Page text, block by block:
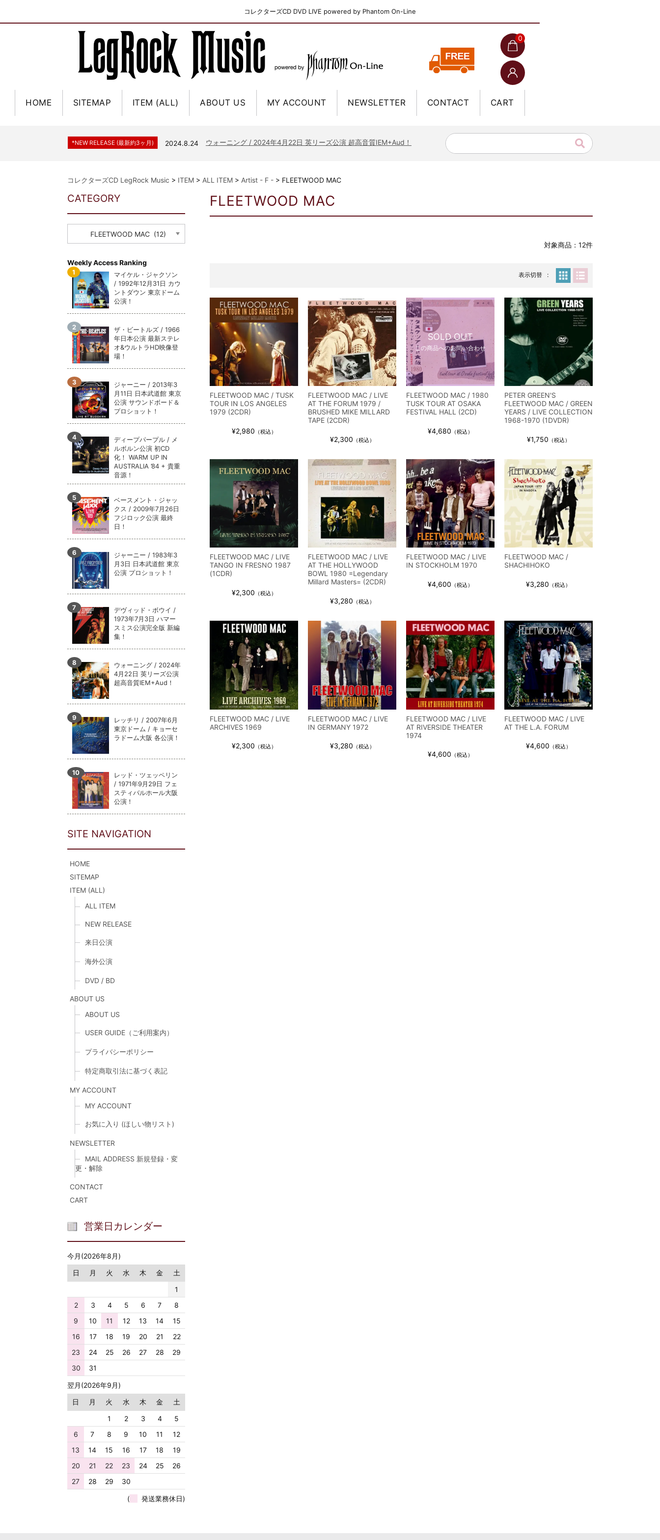
コレクターズCD DVD LIVE powered by Phantom On-Line
0
HOME SITEMAP ITEM (ALL) ABOUT US MY ACCOUNT NEWSLETTER CONTACT CART
*NEW RELEASE (最新約3ヶ月) 2024.6.9 ジャーニー / 1979年5月8+9日 コロラド州 2公演 SBD 完全収録！
*NEW RELEASE (最新約3ヶ月) 2024.8.24 ウォーニング / 2024年4月22日 英リーズ公演 超高音質IEM+Aud！
リアム・ギャラガー / 2024年6月3日 カーディフ公演 IEM/AUD 完全収録！
マネスキン / 2024年6月9日 ドイツ ROCK AM RING 公演 FHD 完全収録！
リアム・ギャラガー / 2024年6月1日 英国シェフィールド公演 完全収録！
*NEW RELEASE (最新約3ヶ月) 2024.6.9
*NEW RELEASE (最新約3ヶ月) 2024.6.9
*NEW RELEASE (最新約3ヶ月) 2024.11.9
*NEW RELEASE (最新約3ヶ月) 2024.8.24
*NEW RELEASE (最新約3ヶ月) ビリー・ジョエル / 2024年3月24日 100Aniv. 米M.S.G公演 完全収録！
2024.6.24
リアム・ギャラガー / 2024年6月3日 カーディフ公演 IEM/AUD 完全収録！
*NEW RELEASE (最新約3ヶ月) 2024.6.24 スコーピオンズ / 2024年6月15日 リスボン公演 FHD 完全収録！
*NEW RELEASE (最新約3ヶ月) 2024.6.20 マネスキン / 2024年6月9日 ドイツ ROCK AM RING 公演 FHD 完全収録！
*NEW RELEASE (最新約3ヶ月) リアム・ギャラガー / 2024年6月1日 英国シェフィールド公演 完全収録！
メガデス / 2023年8月4日 ドイツ W.O.A. 公演 FHD 完全収録！
*NEW RELEASE (最新約3ヶ月) 2024.6.9 ユーライア・ヒープ / 2023年8月3日 ドイツ W.O.A. 公演 FHD 完全収録！
*NEW RELEASE (最新約3ヶ月) 2024.6.9 ジャーニー / 1979年5月8+9日 コロラド州 2公演 SBD 完全収録！
コレクターズCD LegRock Music > ITEM > ALL ITEM > Artist - F - > FLEETWOOD MAC
FLEETWOOD MAC
対象商品：12件
表示切替
FLEETWOOD MAC / TUSK
TOUR IN LOS ANGELES
1979 (2CDR)
¥2,980 （税込）
FLEETWOOD MAC / LIVE
AT THE FORUM 1979 /
BRUSHED MIKE MILLARD
TAPE (2CDR)
¥2,300 （税込）
SOLD OUT
この商品へのお問い合わせ
FLEETWOOD MAC / 1980
TUSK TOUR AT OSAKA
FESTIVAL HALL (2CD)
¥4,680 （税込）
PETER GREEN'S
FLEETWOOD MAC / GREEN
YEARS / LIVE COLLECTION
1968-1970 (1DVDR)
¥1,750 （税込）
FLEETWOOD MAC / LIVE
TANGO IN FRESNO 1987
(1CDR)
¥2,300 （税込）
FLEETWOOD MAC / LIVE
AT THE HOLLYWOOD
BOWL 1980 =Legendary
Millard Masters= (2CDR)
¥3,280 （税込）
FLEETWOOD MAC / LIVE
IN STOCKHOLM 1970
¥4,600 （税込）
FLEETWOOD MAC /
SHACHIHOKO
¥3,280 （税込）
FLEETWOOD MAC / LIVE
ARCHIVES 1969
¥2,300 （税込）
FLEETWOOD MAC / LIVE
IN GERMANY 1972
¥3,280 （税込）
FLEETWOOD MAC / LIVE
AT RIVERSIDE THEATER
1974
¥4,600 （税込）
FLEETWOOD MAC / LIVE
AT THE L.A. FORUM
¥4,600 （税込）
CATEGORY
Weekly Access Ranking
マイケル・ジャクソン
/ 1992年12月31日 カウ
ントダウン 東京ドーム
公演！
ザ・ビートルズ / 1966
年日本公演 最新ステレ
オ&ウルトラHD映像登
場！
ジャーニー / 2013年3
月11日 日本武道館 東京
公演 サウンドボード＆
プロショット！
ディープパープル / メ
ルボルン公演 初CD
化！ WARM UP IN
AUSTRALIA ’84 + 貴重
音源！
ベースメント・ジャッ
クス / 2009年7月26日
フジロック公演 最終
日！
ジャーニー / 1983年3
月3日 日本武道館 東京
公演 プロショット！
デヴィッド・ボウイ /
1973年7月3日 ハマー
スミス公演完全版 新編
集！
ウォーニング / 2024年
4月22日 英リーズ公演
超高音質IEM+Aud！
レッチリ / 2007年6月
東京ドーム / キョーセ
ラドーム大阪 各公演！
レッド・ツェッペリン
/ 1971年9月29日 フェ
スティバルホール大阪
公演！
SITE NAVIGATION
HOME
SITEMAP
ITEM (ALL)
ALL ITEM
NEW RELEASE
来日公演
海外公演
DVD / BD
ABOUT US
ABOUT US
USER GUIDE（ご利用案内）
プライバシーポリシー
特定商取引法に基づく表記
MY ACCOUNT
MY ACCOUNT
お気に入り (ほしい物リスト)
NEWSLETTER
MAIL ADDRESS 新規登録・変
更・解除
CONTACT
CART
営業日カレンダー
今月(2026年8月)
日
月 火 水 木 金
土
1
2
3 4 5 6 7
8
9
10 11 12 13 14
15
16
17 18 19 20 21
22
23
24 25 26 27 28
29
30
31
翌月(2026年9月)
日
月 火 水 木 金
土
1
2 3 4
5
6
7 8 9 10 11
12
13
14 15 16 17 18
19
20
21 22 23 24 25
26
27
28 29 30
( 発送業務休日)